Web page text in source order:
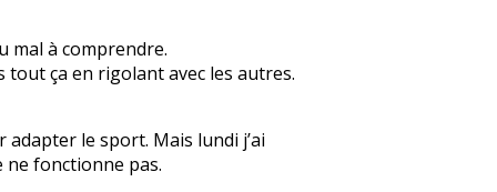
mal à comprendre.
tout ça en rigolant avec les autres.
le sport. Mais lundi j’ai
ne fonctionne pas.